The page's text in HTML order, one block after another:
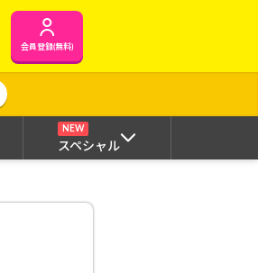
会員登録(無料)
NEW
スペシャル